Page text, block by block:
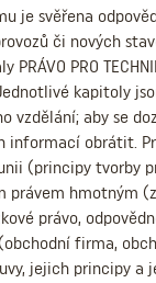
je svěřena
či nových
PRO
kapitoly
vzdělání; aby se
informací obrátit.
(principy tvorby
právem hmotným
právo,
firma,
jejich principy a